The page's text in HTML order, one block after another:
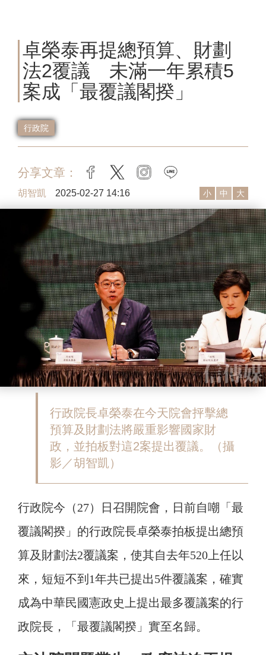
卓榮泰再提總預算、財劃
法2覆議 未滿一年累積5
案成「最覆議閣揆」
行政院
分享文章： facebook
twitter instagram
胡智凱 2025-02-27 14:16 小 中 大
行政院長卓榮泰在今天院會抨擊總
預算及財劃法將嚴重影響國家財
政，並拍板對這2案提出覆議。（攝
影／胡智凱）
行政院今（27）日召開院會，日前自嘲「最
覆議閣揆」的行政院長卓榮泰拍板提出總預
算及財劃法2覆議案，使其自去年520上任以
來，短短不到1年共已提出5件覆議案，確實
成為中華民國憲政史上提出最多覆議案的行
政院長，「最覆議閣揆」實至名歸。